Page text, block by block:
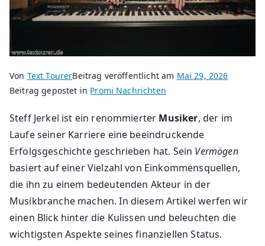
Von Text TourerBeitrag veröffentlicht am Mai 29, 2026
Beitrag gepostet in Promi Nachrichten
Steff Jerkel ist ein renommierter Musiker, der im
Laufe seiner Karriere eine beeindruckende
Erfolgsgeschichte geschrieben hat. Sein Vermögen
basiert auf einer Vielzahl von Einkommensquellen,
die ihn zu einem bedeutenden Akteur in der
Musikbranche machen. In diesem Artikel werfen wir
einen Blick hinter die Kulissen und beleuchten die
wichtigsten Aspekte seines finanziellen Status.